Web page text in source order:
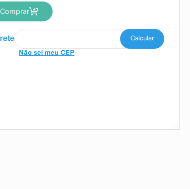
Comprar
Não sei meu CEP